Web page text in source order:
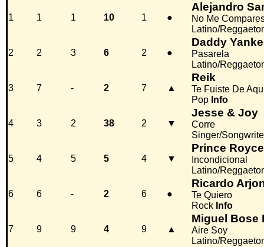
1 1 1 10 1 ●
Alejandro
No Me
Latino/
2 2 3 6 2 ●
Daddy
Pasarela
Latino/
3 7 - 2 7 ▲
Reik
Te Fuiste De
Pop Info
4 3 2 38 2 ▼
Jesse & Joy
Corre
Singer/
5 4 5 5 4 ▼
Prince Royce
Incondicional
Latino/
6 6 - 2 6 ●
Ricardo
Te Quiero
Rock Info
7 9 9 4 9 ▲
Miguel Bose
Aire Soy
Latino/